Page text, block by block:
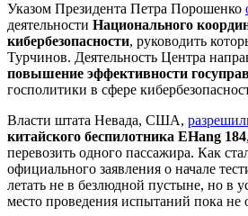
Указом Президента Петра Порошенко
деятельности Национального
кибербезопасности, руководить
Турчинов. Деятельность Центра
повышение эффективности
госполитики в сфере
Власти штата Невада, США,
китайского беспилотника EHang 184
перевозить одного пассажира. Как
официального заявления о начале
летать не в безлюдной пустыне, но в
место проведения испытаний пока не